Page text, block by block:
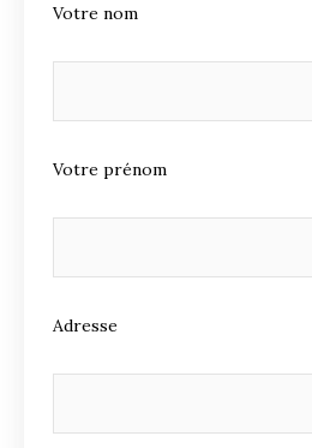
Votre nom
Votre prénom
Adresse